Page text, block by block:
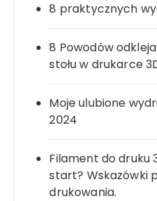
8 praktycznych
8 Powodów
stołu w drukarce
Moje ulubione
2024
Filament do druku
start? Wskazówki
drukowania.